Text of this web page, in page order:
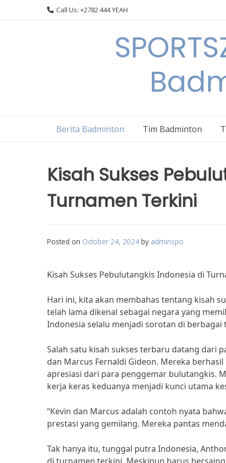
Call Us: +2782 444 YEAH
Berita Badminton Tim Badminton
Kisah Sukses
Turnamen Terkini
Posted on October 24, 2024 by adminspo
Kisah Sukses Pebulutangkis Indonesia di
Hari ini, kita akan membahas tentang kisah
telah lama dikenal sebagai negara yang
Indonesia selalu menjadi sorotan di
Salah satu kisah sukses terbaru datang dari
dan Marcus Fernaldi Gideon. Mereka
apresiasi dari para penggemar bulutangkis.
kerja keras keduanya menjadi kunci utama
“Kevin dan Marcus adalah contoh nyata
prestasi yang gemilang. Mereka pantas
Tak hanya itu, tunggal putra Indonesia,